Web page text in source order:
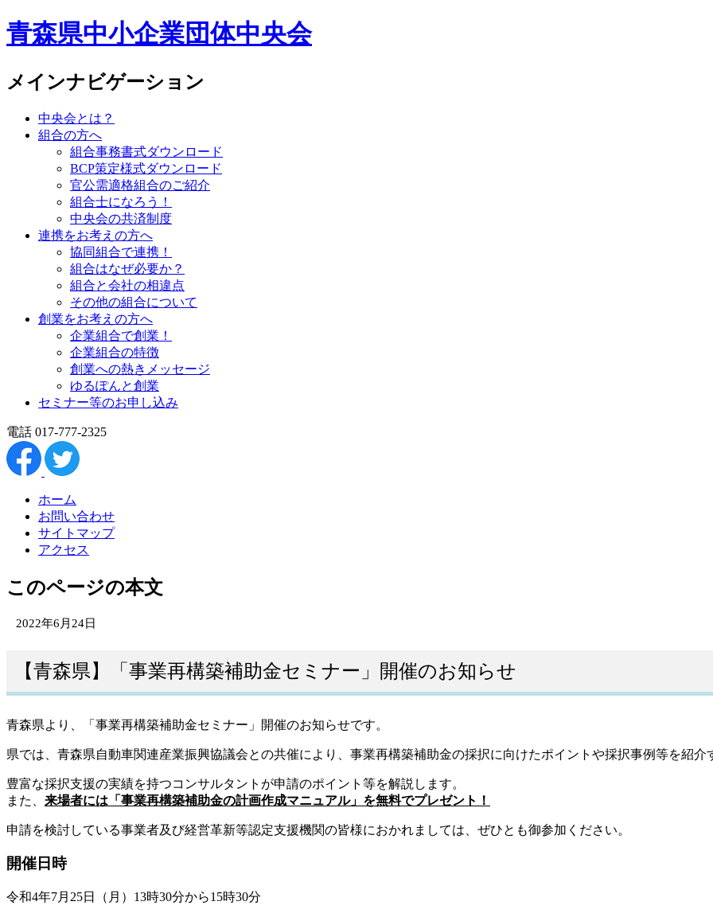
青森県中小企業団体中央会
メインナビゲーション
中央会とは？
組合の方へ
組合事務書式ダウンロード
BCP策定様式ダウンロード
官公需適格組合のご紹介
組合士になろう！
中央会の共済制度
連携をお考えの方へ
協同組合で連携！
組合はなぜ必要か？
組合と会社の相違点
その他の組合について
創業をお考えの方へ
企業組合で創業！
企業組合の特徴
創業への熱きメッセージ
ゆるぽんと創業
セミナー等のお申し込み
電話 017-777-2325
ホーム
お問い合わせ
サイトマップ
アクセス
このページの本文
2022年6月24日
【青森県】「事業再構築補助金セミナー」開催のお知らせ
青森県より、「事業再構築補助金セミナー」開催のお知らせです。
県では、青森県自動車関連産業振興協議会との共催により、事業再構築補助金の採択に向けたポイントや採択事例等を紹介
豊富な採択支援の実績を持つコンサルタントが申請のポイント等を解説します。
また、 来場者には「事業再構築補助金の計画作成マニュアル」を無料でプレゼント！
申請を検討している事業者及び経営革新等認定支援機関の皆様におかれましては、ぜひとも御参加ください。
開催日時
令和4年7月25日（月）13時30分から15時30分